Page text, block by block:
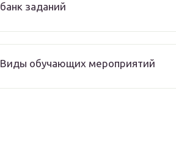
банк заданий
Виды обучающих мероприятий